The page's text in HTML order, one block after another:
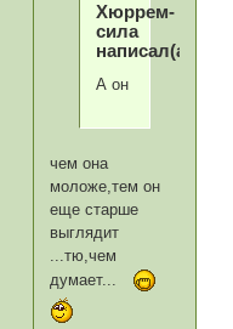
Хюррем-
сила
написал(а):
А он
чем она
моложе,тем он
еще старше
выглядит
...тю,чем
думает...